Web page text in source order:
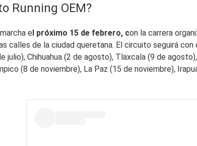
Running OEM?
el próximo 15 de febrero, con la carrera
calles de la ciudad queretana. El circuito seguirá
julio), Chihuahua (2 de agosto), Tlaxcala (9 de
(8 de noviembre), La Paz (15 de noviembre),